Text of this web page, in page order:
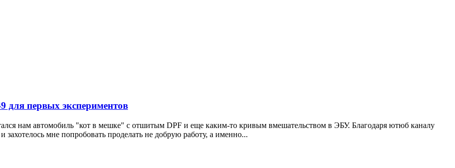
для первых экспериментов
нам автомобиль "кот в мешке" с отшитым DPF и еще каким-то кривым вмешательством в ЭБУ. Благодаря ютюб каналу
мне попробовать проделать не добрую работу, а именно...